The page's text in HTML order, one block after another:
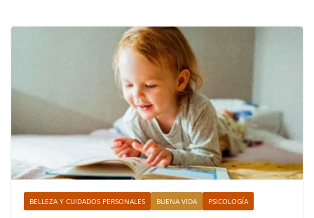
BELLEZA Y CUIDADOS PERSONALES BUENA VIDA PSICOLOGÍA